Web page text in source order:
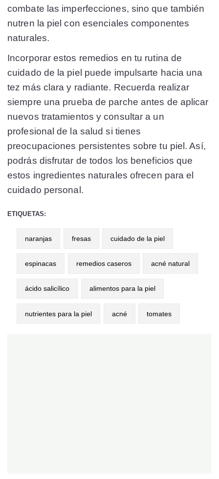
combate las imperfecciones, sino que también
nutren la piel con esenciales componentes
naturales.
Incorporar estos remedios en tu rutina de
cuidado de la piel puede impulsarte hacia una
tez más clara y radiante. Recuerda realizar
siempre una prueba de parche antes de aplicar
nuevos tratamientos y consultar a un
profesional de la salud si tienes
preocupaciones persistentes sobre tu piel. Así,
podrás disfrutar de todos los beneficios que
estos ingredientes naturales ofrecen para el
cuidado personal.
ETIQUETAS:
naranjas fresas cuidado de la piel
espinacas remedios caseros acné natural
ácido salicílico alimentos para la piel
nutrientes para la piel acné tomates